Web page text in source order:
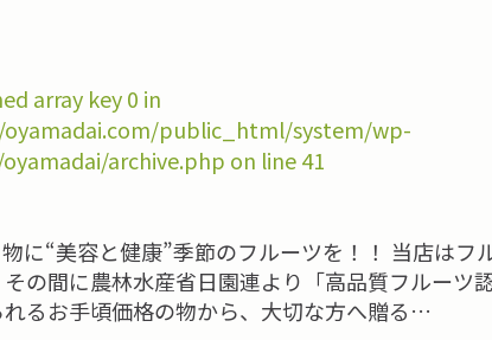
array key 0 in
oyamadai.com/public_html/system/wp-
archive.php on line41
に“美容と健康”季節のフルーツを！！ 当店はフ
の間に農林水産省日園連より「高品質フルーツ
れるお手頃価格の物から、大切な方へ贈る…